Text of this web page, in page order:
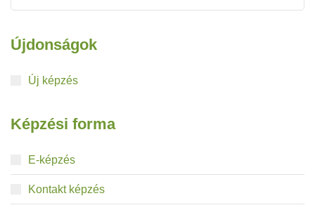
Újdonságok
Új képzés
Képzési forma
E-képzés
Kontakt képzés